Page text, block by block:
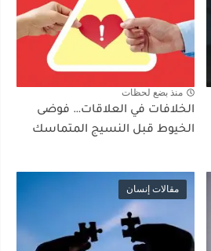
منذ بضع لحظات
الخلافات في العلاقات… فوضى
الخيوط قبل النسيج المتماسك
مقالات إنسان